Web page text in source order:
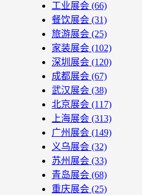
工业展会 (66)
餐饮展会 (31)
旅游展会 (25)
家装展会 (102)
深圳展会 (120)
成都展会 (67)
武汉展会 (38)
北京展会 (117)
上海展会 (313)
广州展会 (149)
义乌展会 (32)
苏州展会 (33)
青岛展会 (68)
重庆展会 (25)